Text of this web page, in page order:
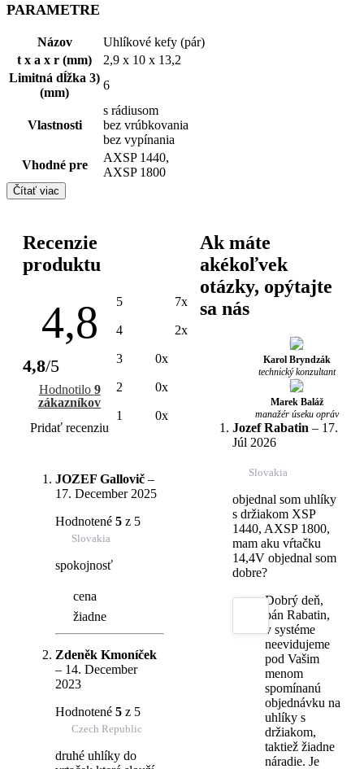
PARAMETRE
Názov
Uhlíkové kefy (pár)
t x a x r (mm)
2,9 x 10 x 13,2
Limitná dĺžka 3)
(mm)
6
Vlastnosti
s rádiusom
bez vrúbkovania
bez vypínania
Vhodné pre
AXSP 1440,
AXSP 1800
Čítať viac
Recenzie
produktu
4,8
4,8/5
Hodnotilo 9
zákazníkov
Pridať recenziu
5 7x
4 2x
3 0x
2 0x
1 0x
JOZEF Gallovič –
17. December 2025
Hodnotené 5 z 5
Slovakia
spokojnosť
cena
žiadne
Zdeněk Kmoníček
– 14. December
2023
Hodnotené 5 z 5
Czech Republic
druhé uhlíky do
Ak máte
akékoľvek
otázky, opýtajte
sa nás
Karol Bryndzák
technický konzultant
Marek Baláž
manažér úseku opráv
Jozef Rabatin – 17.
Júl 2026
Slovakia
objednal som uhlíky
s držiakom XSP
1440, AXSP 1800,
mam aku vŕtačku
14,4V objednal som
dobre?
Dobrý deň,
pán Rabatin,
v systéme
neevidujeme
pod Vašim
menom
spomínanú
objednávku na
uhlíky s
držiakom,
taktiež žiadne
náradie. Je